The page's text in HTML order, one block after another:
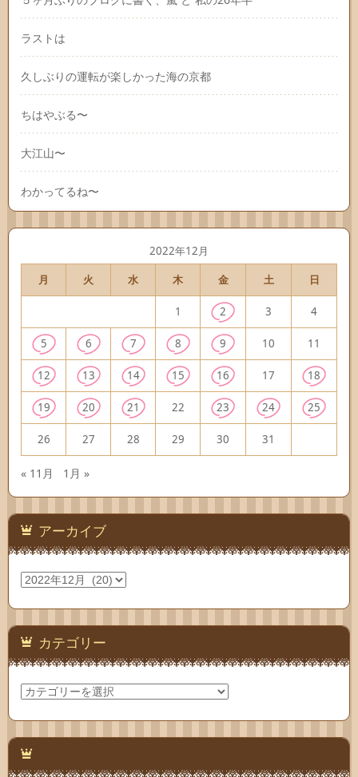
ラストは
久しぶりの運転が楽しかった海の京都
ちはやぶる〜
大江山〜
わかってるね〜
2022年12月
月
火 水 木 金 土 日
1 2 3 4
5 6 7 8 9 10 11
12 13 14 15 16 17 18
19 20 21 22 23 24 25
26 27 28 29 30 31
« 11月 1月 »
アーカイブ
ア
ー
カ
ブ カテゴリー
カ
テ
ゴ
ー